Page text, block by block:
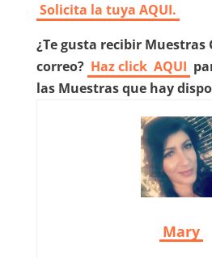
Solicita la tuya AQUI.
¿Te gusta recibir Muestras
correo? Haz click AQUI
las Muestras que hay
Mary